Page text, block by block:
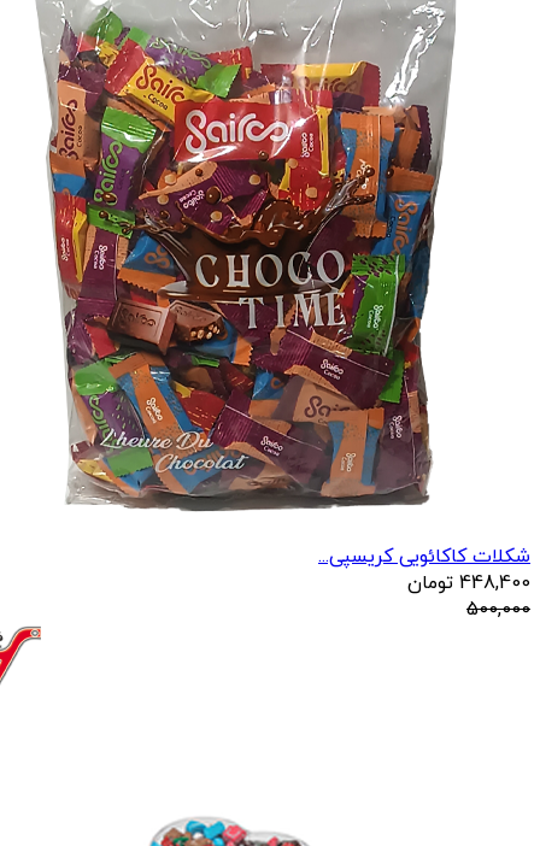
شکلات کاکائویی کریسپی...
448,400 تومان
500,000